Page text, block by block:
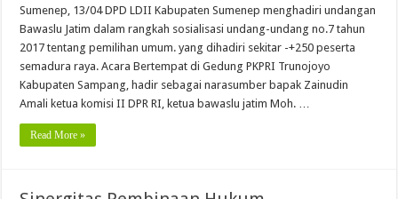
Sumenep, 13/04 DPD LDII Kabupaten Sumenep menghadiri undangan
Bawaslu Jatim dalam rangkah sosialisasi undang-undang no.7 tahun
2017 tentang pemilihan umum. yang dihadiri sekitar -+250 peserta
semadura raya. Acara Bertempat di Gedung PKPRI Trunojoyo
Kabupaten Sampang, hadir sebagai narasumber bapak Zainudin
Amali ketua komisi II DPR RI, ketua bawaslu jatim Moh. …
Read More »